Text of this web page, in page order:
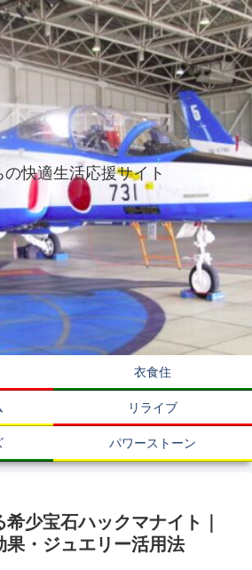
の快適生活応援サイト
衣食住
リライブ
パワーストーン
少宝石ハックマナイト｜
果・ジュエリー活用法